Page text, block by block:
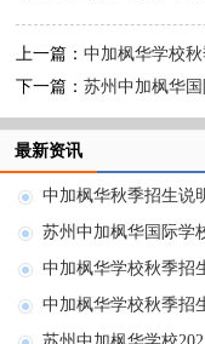
上一篇：中加枫华学校
下一篇：苏州中加枫华
最新资讯
中加枫华秋季招生说
苏州中加枫华国际学
中加枫华学校秋季招
中加枫华学校秋季招